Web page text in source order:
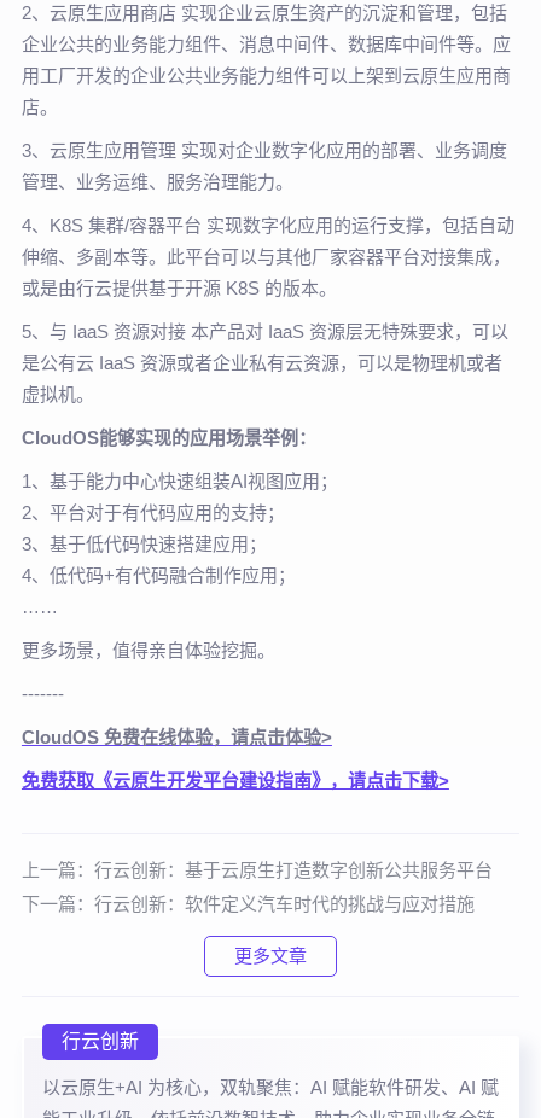
2、云原生应用商店 实现企业云原生资产的沉淀和管理，包括
企业公共的业务能力组件、消息中间件、数据库中间件等。应
用工厂开发的企业公共业务能力组件可以上架到云原生应用商
店。
3、云原生应用管理 实现对企业数字化应用的部署、业务调度
管理、业务运维、服务治理能力。
4、K8S 集群/容器平台 实现数字化应用的运行支撑，包括自动
伸缩、多副本等。此平台可以与其他厂家容器平台对接集成，
或是由行云提供基于开源 K8S 的版本。
5、与 IaaS 资源对接 本产品对 IaaS 资源层无特殊要求，可以
是公有云 IaaS 资源或者企业私有云资源，可以是物理机或者
虚拟机。
CloudOS能够实现的应用场景举例：
1、基于能力中心快速组装AI视图应用；
2、平台对于有代码应用的支持；
3、基于低代码快速搭建应用；
4、低代码+有代码融合制作应用；
……
更多场景，值得亲自体验挖掘。
-------
CloudOS 免费在线体验，请点击体验>
免费获取《云原生开发平台建设指南》，请点击下载>
上一篇： 行云创新：基于云原生打造数字创新公共服务平台
下一篇： 行云创新：软件定义汽车时代的挑战与应对措施
更多文章
行云创新
以云原生+AI 为核心，双轨聚焦：AI 赋能软件研发、AI 赋